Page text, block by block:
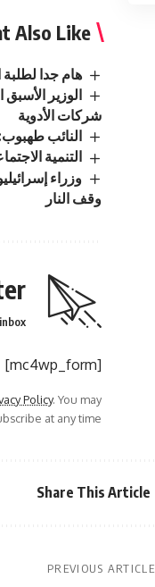
Also Like
هام جدا لطلبة
الوزير
شركات الأدوية
النائب طهبوب:
التنمية الاجتماعية : تسجيل 14
وزراء
وقف النار
[mc4wp_form]
Policy. You may
at any time.
Share This Article
PREVIOUS ARTICLE